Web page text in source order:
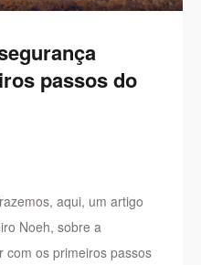
passos do
aqui, um artigo
Noeh, sobre a
com os primeiros passos